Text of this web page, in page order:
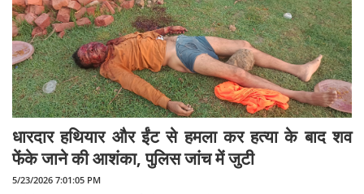
धारदार हथियार और ईंट से हमला कर हत्या के बाद शव
फेंके जाने की आशंका, पुलिस जांच में जुटी
5/23/2026 7:01:05 PM